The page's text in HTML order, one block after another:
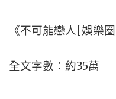
《不可能戀人[娛樂
全文字數：約35萬